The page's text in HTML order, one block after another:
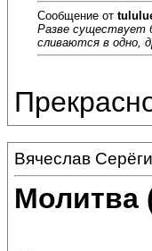
Сообщение от
Разве существует
сливаются в одно,
Вячеслав
Молитва